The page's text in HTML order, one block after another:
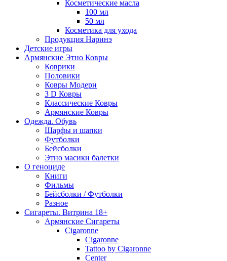
Косметические масла
100 мл
50 мл
Косметика для ухода
Продукция Наринэ
Детские игры
Армянские Этно Ковры
Коврики
Половики
Ковры Модерн
3 D Ковры
Классические Ковры
Армянские Ковры
Одежда. Обувь
Шарфы и шапки
Футболки
Бейсболки
Этно масики балетки
О геноциде
Книги
Фильмы
Бейсболки / Футболки
Разное
Сигареты. Витрина 18+
Армянские Сигареты
Cigaronne
Cigaronne
Tattoo by Cigaronne
Center